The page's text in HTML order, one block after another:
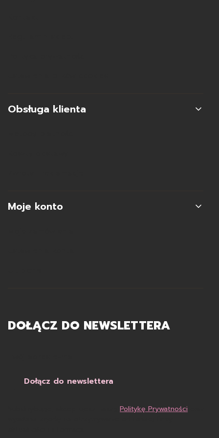
Obsługa klienta
Moje konto
DOŁĄCZ DO NEWSLETTERA
Dołącz do newslettera
Politykę Prywatności